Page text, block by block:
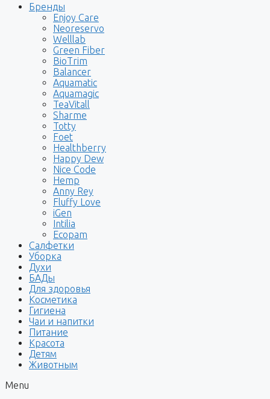
Бренды
Enjoy Care
Neoreservo
Welllab
Green Fiber
BioTrim
Balancer
Aquamatic
Aquamagic
TeaVitall
Sharme
Totty
Foet
Healthberry
Happy Dew
Nice Code
Hemp
Anny Rey
Fluffy Love
iGen
Intilia
Ecopam
Салфетки
Уборка
Духи
БАДы
Для здоровья
Косметика
Гигиена
Чаи и напитки
Питание
Красота
Детям
Животным
Menu